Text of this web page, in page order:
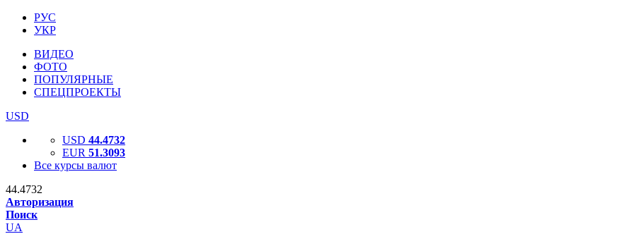
РУС
УКР
ВИДЕО
ФОТО
ПОПУЛЯРНЫЕ
СПЕЦПРОЕКТЫ
USD
USD 44.4732
EUR 51.3093
Все курсы валют
44.4732
Авторизация
Поиск
UA